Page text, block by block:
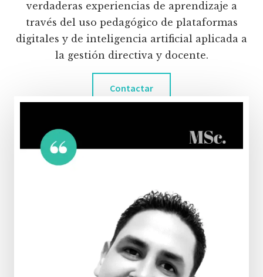
inteligencia
artificial.
verdaderas experiencias de aprendizaje a
través del uso pedagógico de plataformas
digitales y de inteligencia artificial aplicada a
la gestión directiva y docente.
Contactar